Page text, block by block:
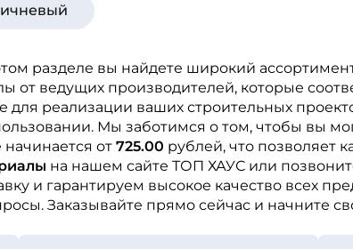
разделе вы найдете широкий
от ведущих производителей, которые
реализации ваших строительных
Мы заботимся о том, чтобы вы
от 725.00 рублей, что позволяет
на нашем сайте ТОП ХАУС или
и гарантируем высокое качество всех
Заказывайте прямо сейчас и начните